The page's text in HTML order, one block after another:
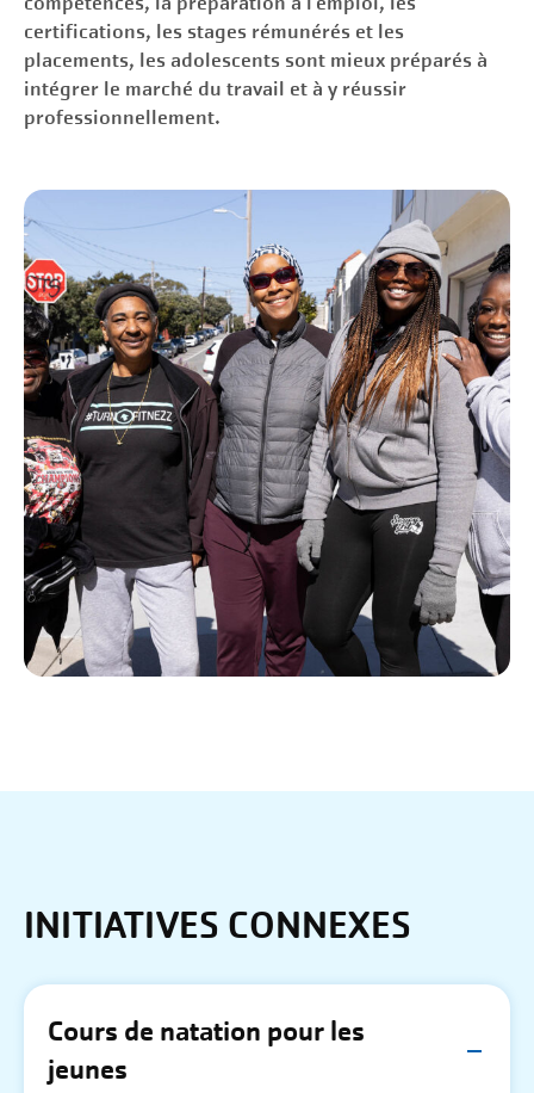
certifications, les stages rémunérés et les
placements, les adolescents sont mieux préparés à
intégrer le marché du travail et à y réussir
professionnellement.
INITIATIVES CONNEXES
Cours de natation pour les
jeunes